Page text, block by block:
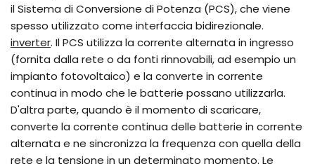
il Sistema di Conversione di Potenza (PCS), che viene
spesso utilizzato come interfaccia bidirezionale.
inverter. Il PCS utilizza la corrente alternata in ingresso
(fornita dalla rete o da fonti rinnovabili, ad esempio un
impianto fotovoltaico) e la converte in corrente
continua in modo che le batterie possano utilizzarla.
D'altra parte, quando è il momento di scaricare,
converte la corrente continua delle batterie in corrente
alternata e ne sincronizza la frequenza con quella della
rete e la tensione in un determinato momento. Le